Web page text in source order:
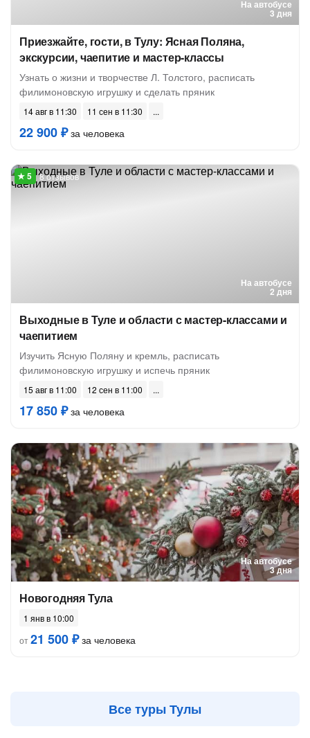
На автобусе
3 дня
Приезжайте, гости, в Тулу: Ясная Поляна,
экскурсии, чаепитие и мастер-классы
Узнать о жизни и творчестве Л. Толстого, расписать
филимоновскую игрушку и сделать пряник
14 авг в 11:30 11 сен в 11:30
22 900 ₽за человека
На автобусе
2 дня
8 отзывов
Выходные в Туле и области с мастер-классами и
чаепитием
Изучить Ясную Поляну и кремль, расписать
филимоновскую игрушку и испечь пряник
15 авг в 11:00 12 сен в 11:00
17 850 ₽за человека
На автобусе
3 дня
Новогодняя Тула
1 янв в 10:00
от21 500 ₽за человека
Все туры Тулы